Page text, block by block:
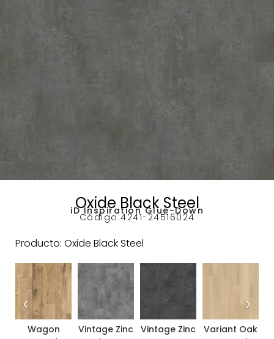
Oxide Black Steel
iD Inspiration Glue-Down
Código:4241-24516024
Producto: Oxide Black Steel
Wagon
Vintage Zinc Vintage Zinc
Variant Oak
‹ ›